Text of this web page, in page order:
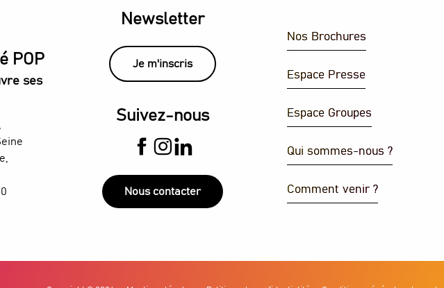
vs New Orleans Saints
/ Écosse
POP
ses
Newsletter
Je m'inscris
Suivez-nous
Nous contacter
Nos Brochures
Espace Presse
Espace Groupes
Qui sommes-nous ?
Comment venir ?